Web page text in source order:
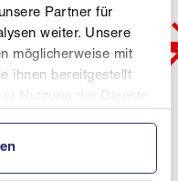
Partner für
weiter. Unsere
möglicherweise mit
ihnen bereitgestellt